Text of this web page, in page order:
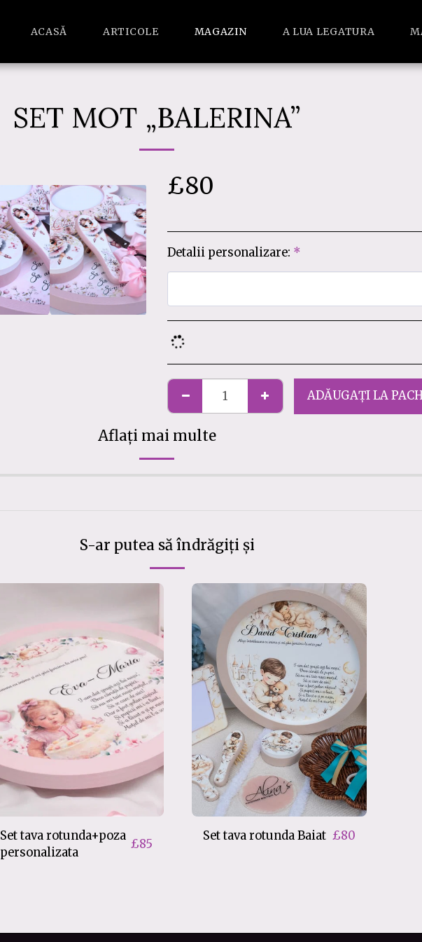
ACASĂ ARTICOLE MAGAZIN A LUA LEGATURA
SET MOT „BALERINA”
£80
Detalii personalizare: *
ADĂUGAȚI LA
Aflați mai multe
S-ar putea să îndrăgiți și
Set tava rotunda+poza
personalizata
£85
Set tava rotunda Baiat £80